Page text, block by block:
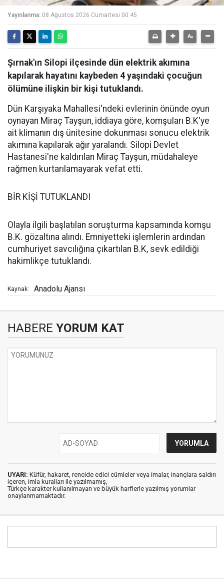
Yayınlanma: 08 Ağustos 2026 Cumartesi 00:45
Şırnak'ın Silopi ilçesinde dün elektrik akımına
kapılarak hayatını kaybeden 4 yaşındaki çocuğun
ölümüne ilişkin bir kişi tutuklandı.
Dün Karşıyaka Mahallesi'ndeki evlerinin önünde oyun
oynayan Miraç Tayşun, iddiaya göre, komşuları B.K'ye
ait klimanın dış ünitesine dokunması sonucu elektrik
akımına kapılarak ağır yaralandı. Silopi Devlet
Hastanesi'ne kaldırılan Miraç Tayşun, müdahaleye
rağmen kurtarılamayarak vefat etti.
BİR KİŞİ TUTUKLANDI
Olayla ilgili başlatılan soruşturma kapsamında komşu
B.K. gözaltına alındı. Emniyetteki işlemlerin ardından
cumhuriyet savcılığına çıkartılan B.K, sevk edildiği
hakimlikçe tutuklandı.
Kaynak: Anadolu Ajansı
HABERE YORUM KAT
UYARI: Küfür, hakaret, rencide edici cümleler veya imalar, inançlara saldırı
içeren, imla kuralları ile yazılmamış,
Türkçe karakter kullanılmayan ve büyük harflerle yazılmış yorumlar
onaylanmamaktadır.